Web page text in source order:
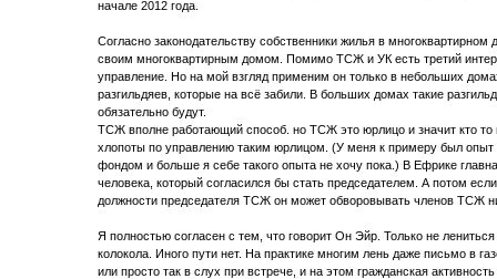
начале 2012 года.
Согласно законодательству собственники жилья в
своим многоквартирным домом. Помимо ТСЖ и УК есть третий
управление. Но на мой взгляд применим он только в небольших
разгильдяев, которые на всё забили. В больших домах такие
обязательно будут.
ТСЖ вполне работающий способ. но ТСЖ это юрлицо и значит кто то
хлопоты по управлению таким юрлицом. (У меня к примеру был
фондом и больше я себе такого опыта не хочу пока.) В Ефрике
человека, который согласился бы стать председателем. А потом
должности председателя ТСЖ он может обворовывать членов ТСЖ
Я полностью согласен с тем, что говорит Он Эйр. Только не
колокола. Иного пути нет. На практике многим лень даже письмо в
или просто так в слух при встрече, и на этом гражданская